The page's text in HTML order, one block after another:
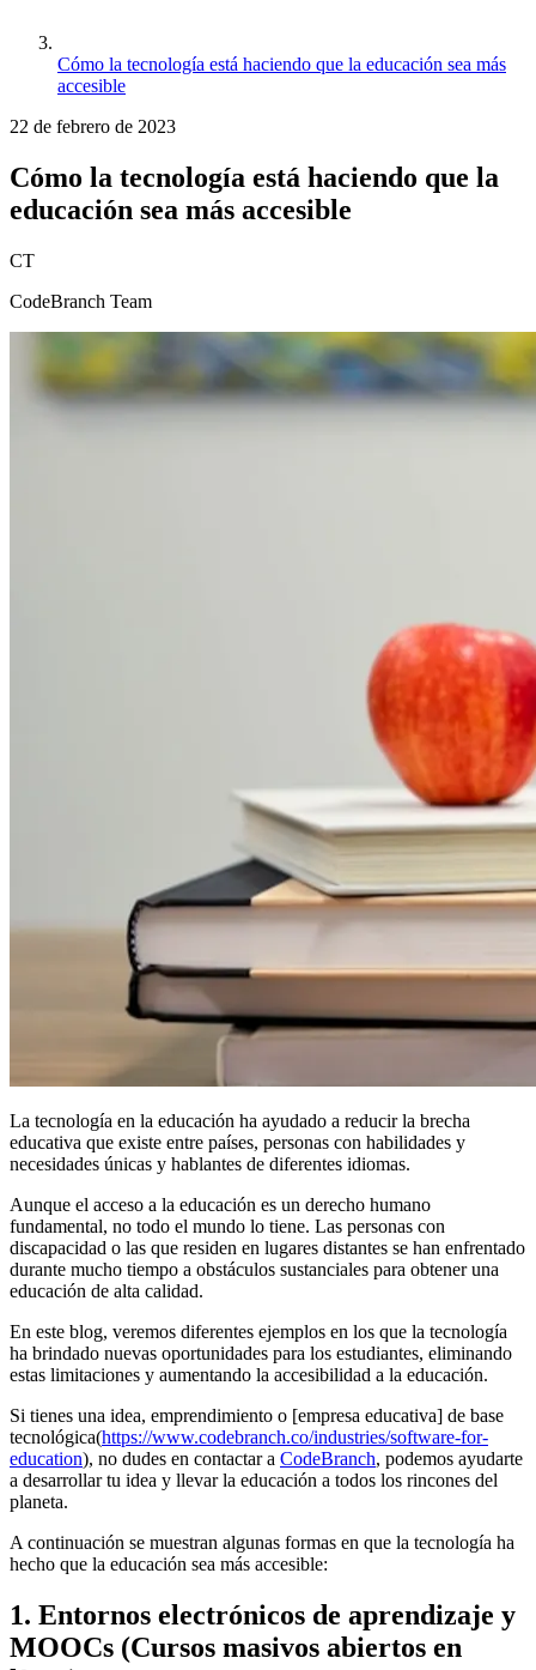
Cómo la tecnología está haciendo que la educación sea más
accesible
22 de febrero de 2023
Cómo la tecnología está haciendo que la
educación sea más accesible
CT
CodeBranch Team
La tecnología en la educación ha ayudado a reducir la brecha
educativa que existe entre países, personas con habilidades y
necesidades únicas y hablantes de diferentes idiomas.
Aunque el acceso a la educación es un derecho humano
fundamental, no todo el mundo lo tiene. Las personas con
discapacidad o las que residen en lugares distantes se han enfrentado
durante mucho tiempo a obstáculos sustanciales para obtener una
educación de alta calidad.
En este blog, veremos diferentes ejemplos en los que la tecnología
ha brindado nuevas oportunidades para los estudiantes, eliminando
estas limitaciones y aumentando la accesibilidad a la educación.
Si tienes una idea, emprendimiento o [empresa educativa] de base
tecnológica(https://www.codebranch.co/industries/software-for-
education), no dudes en contactar a CodeBranch, podemos ayudarte
a desarrollar tu idea y llevar la educación a todos los rincones del
planeta.
A continuación se muestran algunas formas en que la tecnología ha
hecho que la educación sea más accesible:
1. Entornos electrónicos de aprendizaje y
MOOCs (Cursos masivos abiertos en